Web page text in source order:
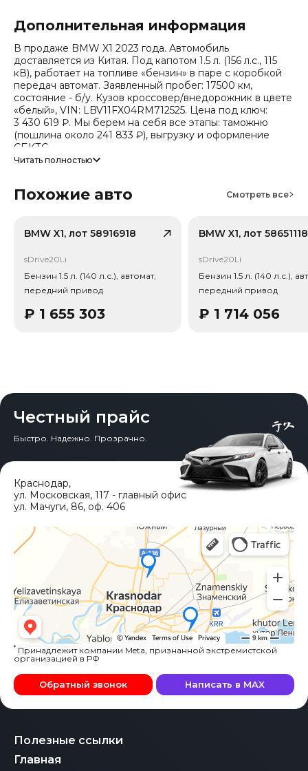
Дополнительная информация
В продаже BMW X1 2023 года. Автомобиль
доставляется из Китая. Под капотом 1.5 л. (156 л.с., 115
кВ), работает на топливе «бензин» в паре с коробкой
передач автомат. Заявленный пробег: 17500 км,
состояние - б/у. Кузов кроссовер/внедорожник в цвете
«белый», VIN: LBV11FX04RM712525. Цена под ключ:
3 430 619 ₽. Мы берем на себя все этапы: таможню
(пошлина около 241 833 ₽), выгрузку и оформление
СБКТС.
отчет об авто и смету доставки. Мы на связи 24/7.
снижение 17.6%). Важно: расчет без учета пошлин и
Читать полностью
Похожие авто Смотреть все
BMW X1, лот 58916918
sDrive20Li
Бензин 1.5 л. (140 л.с.), автомат,
передний привод
₽ 1 655 303
BMW X1, лот 58651118
sDrive20Li
Бензин 1.5 л. (140 л.с.),
передний привод
₽ 1 714 056
Честный прайс
Быстро. Надежно. Прозрачно.
Полезные ссылки
Главная
Краснодар,
ул. Московская, 117 - главный офис
ул. Мачуги, 86, оф. 406
* Принадлежит компании Meta, признанной экстремистской
организацией в РФ
Обратный звонок Написать в MAX